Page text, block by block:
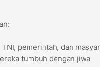
pemerintah, dan
tumbuh dengan jiwa